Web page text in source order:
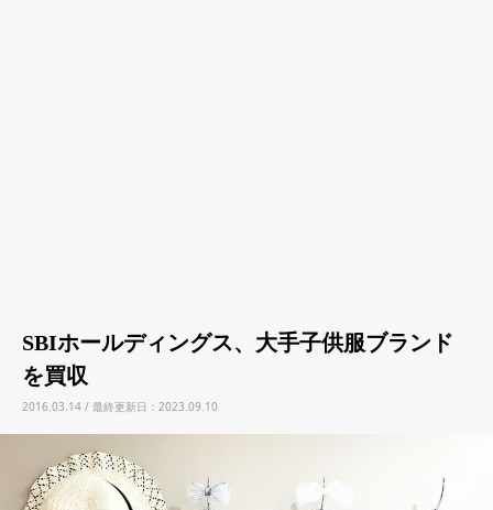
SBIホールディングス、大手子供服ブランド
を買収
2016.03.14 / 最終更新日：2023.09.10